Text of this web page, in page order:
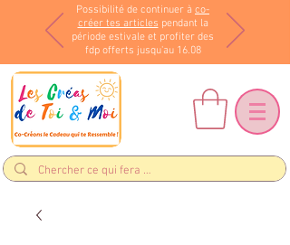
Possibilité de continuer à co-
créer tes articles pendant la
période estivale et profiter des
fdp offerts jusqu'au 16.08